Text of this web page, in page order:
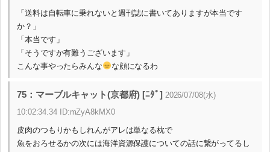
「送料は自転車に乗れないと週刊誌に書いてありますが本当です
か？」
「本当です」
「そうですか有難うございます」
こんな事やったらみんな
な顔になるわ
75：マーブルキャット(京都府) [ﾆﾀﾞ] 2026/07/08(水)
10:02:34.34 ID:mZyA8kMX0
皮肉のつもりかもしれんがアレは単なる枕で
魚をおろせるかの次には海洋資源保護についての話に繋がってるし